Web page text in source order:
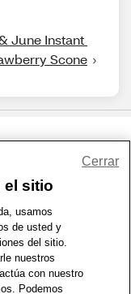
June Instant
Scone
Uso | Accesibilidad
| Mapa del sitio
CVS.com
el sitio
usamos
de usted y
del sitio.
nuestros
con nuestro
Podemos
Cerrar